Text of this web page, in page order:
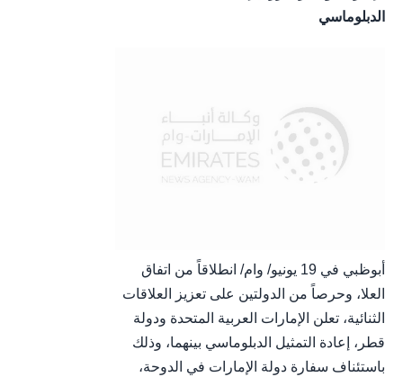
الدبلوماسي
أبوظبي في 19 يونيو/ وام/ انطلاقاً من اتفاق
العلا، وحرصاً من الدولتين على تعزيز العلاقات
الثنائية، تعلن الإمارات العربية المتحدة ودولة
قطر، إعادة التمثيل الدبلوماسي بينهما، وذلك
باستئناف سفارة دولة الإمارات في الدوحة،